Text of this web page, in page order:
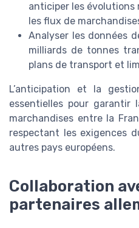
anticiper les évolutions
les flux de
Analyser les données
milliards de tonnes
plans de transport et
L’anticipation et la
essentielles pour
marchandises entre la
respectant les exigences
autres pays européens.
Collaboration
partenaires